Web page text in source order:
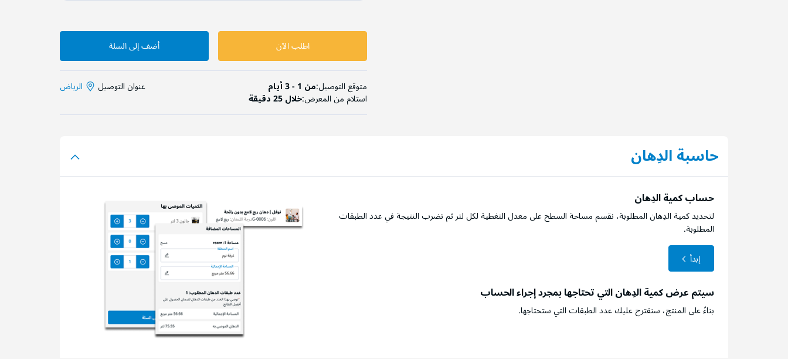
اطلب الآن أضف إلى السلة
متوقع التوصيل:من 1 - 3 أيام
استلام من المعرض:خلال 25 دقيقة
عنوان التوصيل الرياض
حاسبة الدِهان
حساب كمية الدِهان
لتحديد كمية الدِهان المطلوبة، نقسم مساحة السطح على معدل التغطية لكل لتر ثم نضرب النتيجة في عدد الطبقات
المطلوبة.
إبدأ
سيتم عرض كمية الدِهان التي تحتاجها بمجرد إجراء الحساب
بناءً على المنتج، سنقترح عليك عدد الطبقات التي ستحتاجها.